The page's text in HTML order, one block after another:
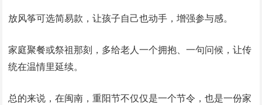
放风筝可选简易款，让孩子自己也动手，增强参与感。
家庭聚餐或祭祖那刻，多给老人一个拥抱、一句问候，让传
统在温情里延续。
总的来说，在闽南，重阳节不仅仅是一个节令，也是一份家